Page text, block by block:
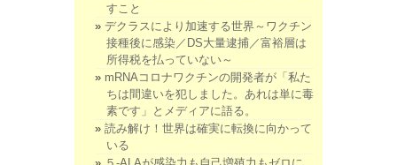
すこと
デクラスにより加速する世界～ワクチン
接種後に感染／DS大量逮捕／富裕層は
所得税を払っていない～
mRNAコロナワクチンの開発者が「私た
ちは間違いを犯しました。あれは単に毒
素です」とメディアに語る。
読み解け！世界は確実に転換に向かって
いる